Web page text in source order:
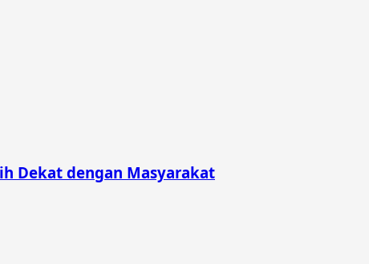
Dekat dengan Masyarakat